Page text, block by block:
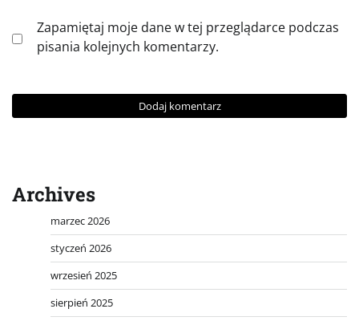
Zapamiętaj moje dane w tej przeglądarce podczas
pisania kolejnych komentarzy.
Archives
marzec 2026
styczeń 2026
wrzesień 2025
sierpień 2025